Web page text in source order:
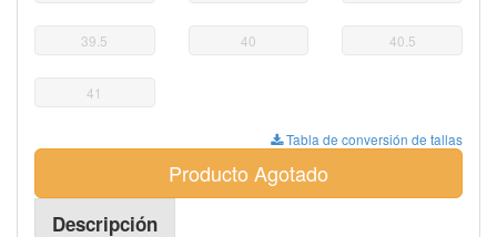
39.5 40 40.5
41
Tabla de conversión de tallas
Producto Agotado
Descripción